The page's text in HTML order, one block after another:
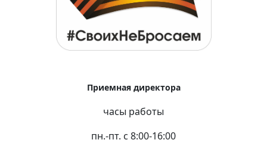
Приемная директора
часы работы
пн.-пт. с 8:00-16:00